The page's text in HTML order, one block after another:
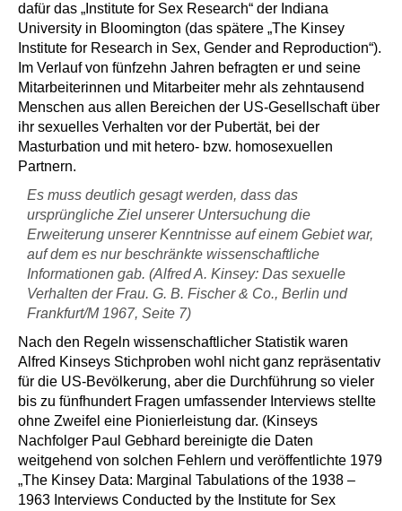
dafür das „Institute for Sex Research“ der Indiana
University in Bloomington (das spätere „The Kinsey
Institute for Research in Sex, Gender and Reproduction“).
Im Verlauf von fünfzehn Jahren befragten er und seine
Mitarbeiterinnen und Mitarbeiter mehr als zehntausend
Menschen aus allen Bereichen der US-Gesellschaft über
ihr sexuelles Verhalten vor der Pubertät, bei der
Masturbation und mit hetero- bzw. homosexuellen
Partnern.
Es muss deutlich gesagt werden, dass das
ursprüngliche Ziel unserer Untersuchung die
Erweiterung unserer Kenntnisse auf einem Gebiet war,
auf dem es nur beschränkte wissenschaftliche
Informationen gab. (Alfred A. Kinsey: Das sexuelle
Verhalten der Frau. G. B. Fischer & Co., Berlin und
Frankfurt/M 1967, Seite 7)
Nach den Regeln wissenschaftlicher Statistik waren
Alfred Kinseys Stichproben wohl nicht ganz repräsentativ
für die US-Bevölkerung, aber die Durchführung so vieler
bis zu fünfhundert Fragen umfassender Interviews stellte
ohne Zweifel eine Pionierleistung dar. (Kinseys
Nachfolger Paul Gebhard bereinigte die Daten
weitgehend von solchen Fehlern und veröffentlichte 1979
„The Kinsey Data: Marginal Tabulations of the 1938 –
1963 Interviews Conducted by the Institute for Sex